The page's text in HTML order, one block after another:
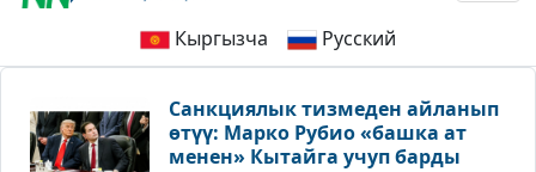
Кыргызча Русский
Санкциялык тизмеден айланып
өтүү: Марко Рубио «башка ат
менен» Кытайга учуп барды